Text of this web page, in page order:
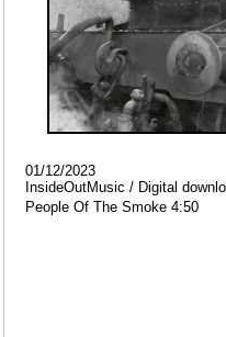
01/12/2023
InsideOutMusic / Digital
People Of The Smoke 4:50